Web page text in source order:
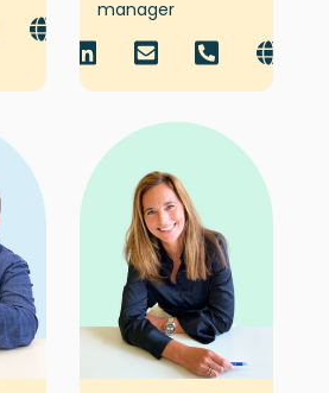
manager